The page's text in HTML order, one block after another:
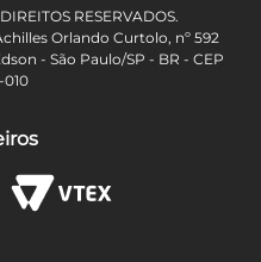
RESERVADOS.
Orlando Curtolo, nº 592
- São Paulo/SP - BR - CEP
010